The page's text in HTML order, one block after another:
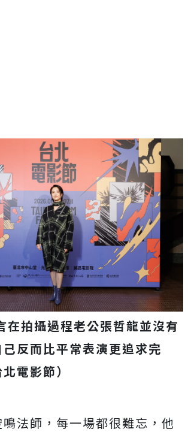
拍攝過程老公張哲龍並沒有
反而比平常表演更追求完
電影節）
法師， 每一場都很難忘，他